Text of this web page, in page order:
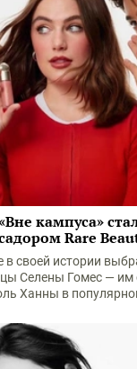
кампуса»
Rare
в своей истории
Селены Гомес — им
Ханны в